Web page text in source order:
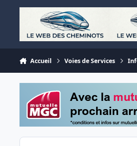
Aller au contenu
Accueil Voies de Services